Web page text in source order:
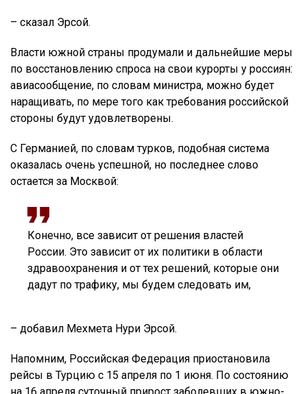
– сказал Эрсой.
Власти южной страны продумали и дальнейшие меры
по восстановлению спроса на свои курорты у россиян:
авиасообщение, по словам министра, можно будет
наращивать, по мере того как требования российской
стороны будут удовлетворены.
С Германией, по словам турков, подобная система
оказалась очень успешной, но последнее слово
остается за Москвой:
Конечно, все зависит от решения властей
России. Это зависит от их политики в области
здравоохранения и от тех решений, которые они
дадут по трафику, мы будем следовать им,
– добавил Мехмета Нури Эрсой.
Напомним, Российская Федерация приостановила
рейсы в Турцию с 15 апреля по 1 июня. По состоянию